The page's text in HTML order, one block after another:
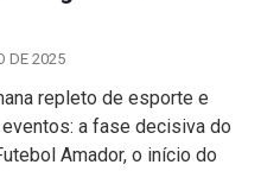
DE 2025
repleto de esporte e
a fase decisiva do
Amador, o início do